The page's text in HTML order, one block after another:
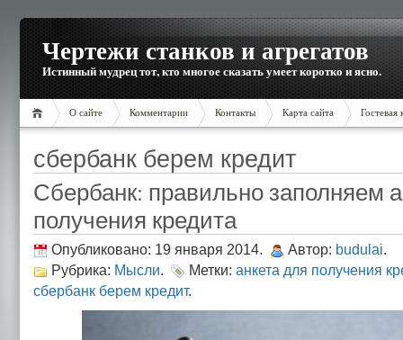
Чертежи станков и агрегатов
Истинный мудрец тот, кто многое сказать умеет коротко и ясно.
О сайте Комментарии Контакты Карта сайта Гостевая
сбербанк берем кредит
Сбербанк: правильно заполняем
получения кредита
Опубликовано: 19 января 2014. Автор: budulai.
Рубрика: Мысли. Метки: анкета для получения
сбербанк берем кредит.